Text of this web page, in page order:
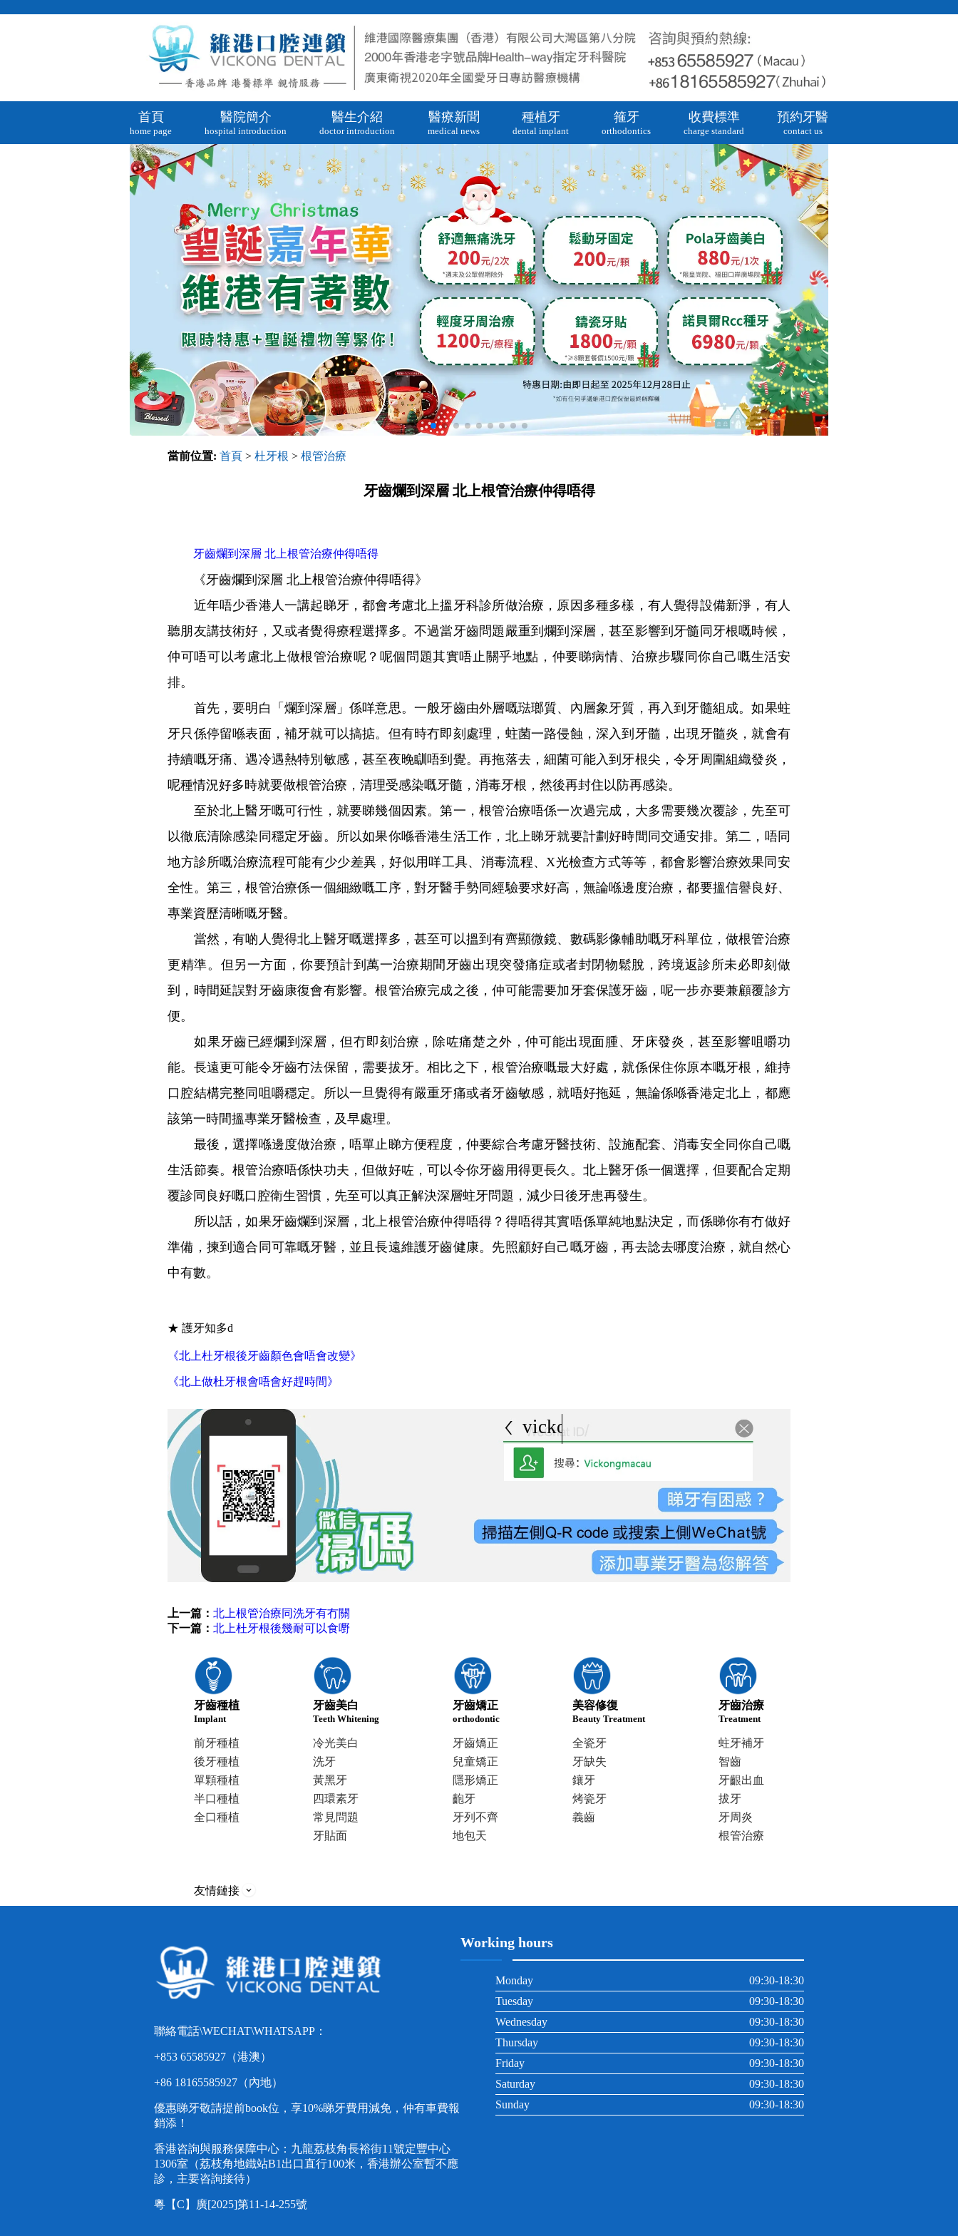
首頁
home page
醫院簡介
hospital introduction
醫生介紹
doctor introduction
醫療新聞
medical news
種植牙
dental implant
箍牙
orthodontics
收費標準
charge standard
預約牙醫
contact us
當前位置: 首頁 >杜牙根 >根管治療
牙齒爛到深層 北上根管治療仲得唔得
牙齒爛到深層 北上根管治療仲得唔得
《牙齒爛到深層 北上根管治療仲得唔得》
近年唔少香港人一講起睇牙，都會考慮北上搵牙科診所做治療，原因多種多樣，有人覺得設備新淨，有人
聽朋友講技術好，又或者覺得療程選擇多。不過當牙齒問題嚴重到爛到深層，甚至影響到牙髓同牙根嘅時候，
仲可唔可以考慮北上做根管治療呢？呢個問題其實唔止關乎地點，仲要睇病情、治療步驟同你自己嘅生活安
排。
首先，要明白「爛到深層」係咩意思。一般牙齒由外層嘅琺瑯質、內層象牙質，再入到牙髓組成。如果蛀
牙只係停留喺表面，補牙就可以搞掂。但有時冇即刻處理，蛀菌一路侵蝕，深入到牙髓，出現牙髓炎，就會有
持續嘅牙痛、遇冷遇熱特別敏感，甚至夜晚瞓唔到覺。再拖落去，細菌可能入到牙根尖，令牙周圍組織發炎，
呢種情況好多時就要做根管治療，清理受感染嘅牙髓，消毒牙根，然後再封住以防再感染。
至於北上醫牙嘅可行性，就要睇幾個因素。第一，根管治療唔係一次過完成，大多需要幾次覆診，先至可
以徹底清除感染同穩定牙齒。所以如果你喺香港生活工作，北上睇牙就要計劃好時間同交通安排。第二，唔同
地方診所嘅治療流程可能有少少差異，好似用咩工具、消毒流程、X光檢查方式等等，都會影響治療效果同安
全性。第三，根管治療係一個細緻嘅工序，對牙醫手勢同經驗要求好高，無論喺邊度治療，都要搵信譽良好、
專業資歷清晰嘅牙醫。
當然，有啲人覺得北上醫牙嘅選擇多，甚至可以搵到有齊顯微鏡、數碼影像輔助嘅牙科單位，做根管治療
更精準。但另一方面，你要預計到萬一治療期間牙齒出現突發痛症或者封閉物鬆脫，跨境返診所未必即刻做
到，時間延誤對牙齒康復會有影響。根管治療完成之後，仲可能需要加牙套保護牙齒，呢一步亦要兼顧覆診方
便。
如果牙齒已經爛到深層，但冇即刻治療，除咗痛楚之外，仲可能出現面腫、牙床發炎，甚至影響咀嚼功
能。長遠更可能令牙齒冇法保留，需要拔牙。相比之下，根管治療嘅最大好處，就係保住你原本嘅牙根，維持
口腔結構完整同咀嚼穩定。所以一旦覺得有嚴重牙痛或者牙齒敏感，就唔好拖延，無論係喺香港定北上，都應
該第一時間搵專業牙醫檢查，及早處理。
最後，選擇喺邊度做治療，唔單止睇方便程度，仲要綜合考慮牙醫技術、設施配套、消毒安全同你自己嘅
生活節奏。根管治療唔係快功夫，但做好咗，可以令你牙齒用得更長久。北上醫牙係一個選擇，但要配合定期
覆診同良好嘅口腔衛生習慣，先至可以真正解決深層蛀牙問題，減少日後牙患再發生。
所以話，如果牙齒爛到深層，北上根管治療仲得唔得？得唔得其實唔係單純地點決定，而係睇你有冇做好
準備，揀到適合同可靠嘅牙醫，並且長遠維護牙齒健康。先照顧好自己嘅牙齒，再去諗去哪度治療，就自然心
中有數。
★ 護牙知多d
《北上杜牙根後牙齒顏色會唔會改變》
《北上做杜牙根會唔會好趕時間》
vickongmacau
上一篇：北上根管治療同洗牙有冇關
下一篇：北上杜牙根後幾耐可以食嘢
牙齒種植
Implant
前牙種植
後牙種植
單顆種植
半口種植
全口種植
牙齒美白
Teeth Whitening
冷光美白
洗牙
黃黑牙
四環素牙
常見問題
牙貼面
牙齒矯正
orthodontic
牙齒矯正
兒童矯正
隱形矯正
齙牙
牙列不齊
地包天
美容修復
Beauty Treatment
全瓷牙
牙缺失
鑲牙
烤瓷牙
義齒
牙齒治療
Treatment
蛀牙補牙
智齒
牙齦出血
拔牙
牙周炎
根管治療
友情鏈接
聯絡電話\WECHAT\WHATSAPP：
+853 65585927（港澳）
+86 18165585927（內地）
優惠睇牙敬請提前book位，享10%睇牙費用減免，仲有車費報
銷添！
香港咨詢與服務保障中心：九龍荔枝角長裕街11號定豐中心
1306室（荔枝角地鐵站B1出口直行100米，香港辦公室暫不應
診，主要咨詢接待）
粵【C】廣[2025]第11-14-255號
Working hours
Monday
09:30-18:30
Tuesday
09:30-18:30
Wednesday
09:30-18:30
Thursday
09:30-18:30
Friday
09:30-18:30
Saturday
09:30-18:30
Sunday
09:30-18:30